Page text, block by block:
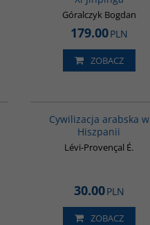
Góralczyk Bogdan
179.00PLN
ZOBACZ
Cywilizacja arabska w
Hiszpanii
Lévi-Provençal É.
30.00PLN
ZOBACZ